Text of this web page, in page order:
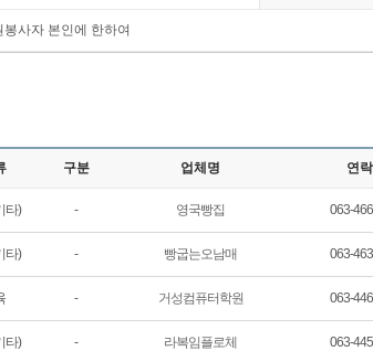
봉사자 본인에 한하여
구분 업체명 연
타) - 영국빵집 063-
타) - 빵굽는오남매 063-
- 거성컴퓨터학원 063-
타) - 라복임플로체 063-